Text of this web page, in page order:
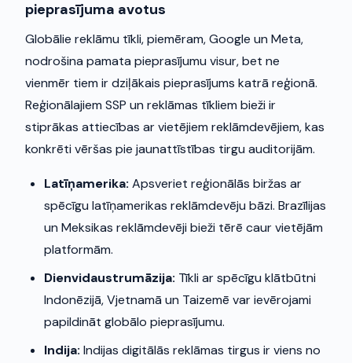
pieprasījuma avotus
Globālie reklāmu tīkli, piemēram, Google un Meta,
nodrošina pamata pieprasījumu visur, bet ne
vienmēr tiem ir dziļākais pieprasījums katrā reģionā.
Reģionālajiem SSP un reklāmas tīkliem bieži ir
stiprākas attiecības ar vietējiem reklāmdevējiem, kas
konkrēti vēršas pie jaunattīstības tirgu auditorijām.
Latīņamerika: Apsveriet reģionālās biržas ar
spēcīgu latīņamerikas reklāmdevēju bāzi. Brazīlijas
un Meksikas reklāmdevēji bieži tērē caur vietējām
platformām.
Dienvidaustrumāzija: Tīkli ar spēcīgu klātbūtni
Indonēzijā, Vjetnamā un Taizemē var ievērojami
papildināt globālo pieprasījumu.
Indija: Indijas digitālās reklāmas tirgus ir viens no